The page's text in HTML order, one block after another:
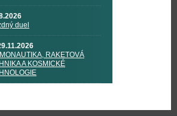
duel
RAKETOVÁ
A KOSMICKÉ